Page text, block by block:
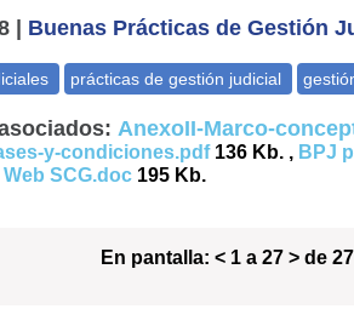
| Buenas Prácticas de Gestión
AnexoII-Marco-
y-condiciones.pdf136 Kb. , BPJ
SCG.doc 195 Kb.
En pantalla: < 1 a 27 > de